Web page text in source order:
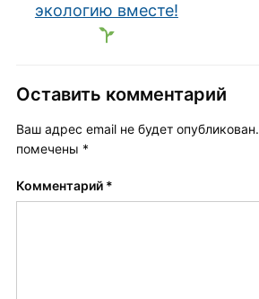
экологию вместе!
Оставить комментарий
Ваш адрес email не будет опубликован.
помечены *
Комментарий *